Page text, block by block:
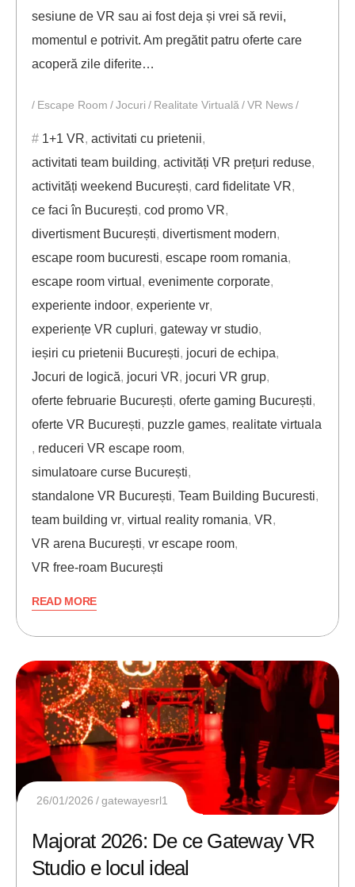
sesiune de VR sau ai fost deja și vrei să revii,
momentul e potrivit. Am pregătit patru oferte care
acoperă zile diferite…
Escape Room Jocuri Realitate Virtuală VR News
1+1 VR, activitati cu prietenii,
activitati team building, activități VR prețuri reduse,
activități weekend București, card fidelitate VR,
ce faci în București, cod promo VR,
divertisment București, divertisment modern,
escape room bucuresti, escape room romania,
escape room virtual , evenimente corporate,
experiente indoor, experiente vr,
experiențe VR cupluri, gateway vr studio,
ieșiri cu prietenii București, jocuri de echipa,
Jocuri de logică, jocuri VR, jocuri VR grup,
oferte februarie București, oferte gaming București,
oferte VR București, puzzle games, realitate virtuala
, reduceri VR escape room,
simulatoare curse București,
standalone VR București, Team Building Bucuresti,
team building vr, virtual reality romania, VR,
VR arena București, vr escape room,
VR free-roam București
READ MORE
26/01/2026 gatewayesrl1
Majorat 2026: De ce Gateway VR
Studio e locul ideal